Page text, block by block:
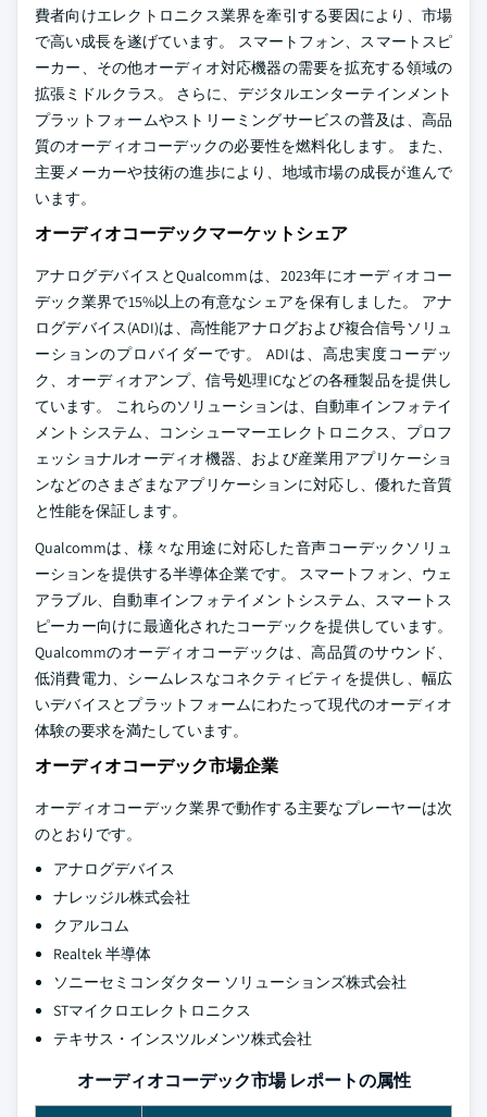
費者向けエレクトロニクス業界を牽引する要因により、市場
で高い成長を遂げています。 スマートフォン、スマートスピ
ーカー、その他オーディオ対応機器の需要を拡充する領域の
拡張ミドルクラス。 さらに、デジタルエンターテインメント
プラットフォームやストリーミングサービスの普及は、高品
質のオーディオコーデックの必要性を燃料化します。 また、
主要メーカーや技術の進歩により、地域市場の成長が進んで
います。
オーディオコーデックマーケットシェア
アナログデバイスとQualcommは、2023年にオーディオコー
デック業界で15%以上の有意なシェアを保有しました。 アナ
ログデバイス(ADI)は、高性能アナログおよび複合信号ソリュ
ーションのプロバイダーです。 ADIは、高忠実度コーデッ
ク、オーディオアンプ、信号処理ICなどの各種製品を提供し
ています。 これらのソリューションは、自動車インフォテイ
メントシステム、コンシューマーエレクトロニクス、プロフ
ェッショナルオーディオ機器、および産業用アプリケーショ
ンなどのさまざまなアプリケーションに対応し、優れた音質
と性能を保証します。
Qualcommは、様々な用途に対応した音声コーデックソリュ
ーションを提供する半導体企業です。 スマートフォン、ウェ
アラブル、自動車インフォテイメントシステム、スマートス
ピーカー向けに最適化されたコーデックを提供しています。
Qualcommのオーディオコーデックは、高品質のサウンド、
低消費電力、シームレスなコネクティビティを提供し、幅広
いデバイスとプラットフォームにわたって現代のオーディオ
体験の要求を満たしています。
オーディオコーデック市場企業
オーディオコーデック業界で動作する主要なプレーヤーは次
のとおりです。
アナログデバイス
ナレッジル株式会社
クアルコム
Realtek 半導体
ソニーセミコンダクター ソリューションズ株式会社
STマイクロエレクトロニクス
テキサス・インスツルメンツ株式会社
オーディオコーデック市場 レポートの属性